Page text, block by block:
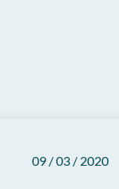
09 / 03 / 2020